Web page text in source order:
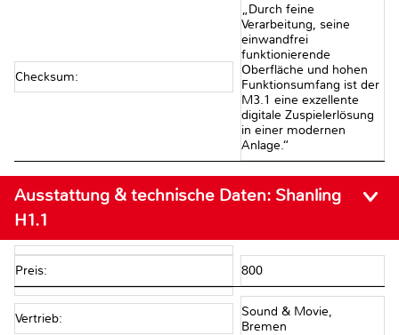
Checksum:
„Durch feine
Verarbeitung, seine
einwandfrei
funktionierende
Oberfläche und hohen
Funktionsumfang ist der
M3.1 eine exzellente
digitale Zuspielerlösung
in einer modernen
Anlage.“
Ausstattung & technische Daten: Shanling
H1.1
Preis: 800
Vertrieb:
Sound & Movie,
Bremen